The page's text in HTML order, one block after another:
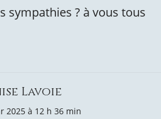
sympathies ? à vous tous
Lavoie
2025 à 12 h 36 min